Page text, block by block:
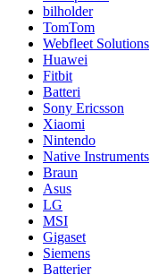
bilholder
TomTom
Webfleet Solutions
Huawei
Fitbit
Batteri
Sony Ericsson
Xiaomi
Nintendo
Native Instruments
Braun
Asus
LG
MSI
Gigaset
Siemens
Batterier